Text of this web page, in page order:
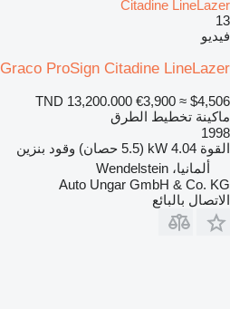
Citadine LineLazer
13
فيديو
Graco ProSign Citadine LineLazer
TND 13,200.000 €3,900 ≈ $4,506
ماكينة تخطيط الطرق
1998
القوة 4.04 kW (5.5 حصان) وقود بنزين
ألمانيا، Wendelstein
Auto Ungar GmbH & Co. KG
الاتصال بالبائع